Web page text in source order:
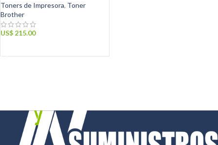
Toners de Impresora, Toner
Brother
US$ 215.00